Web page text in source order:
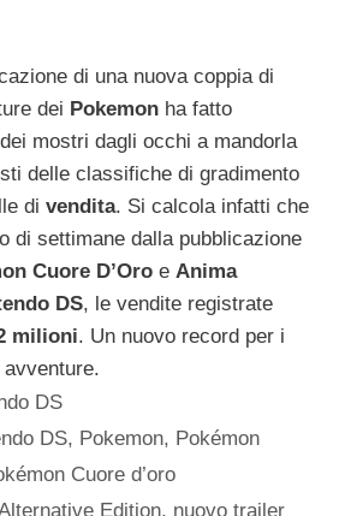
di una nuova coppia di
dei Pokemon ha fatto
mostri dagli occhi a mandorla
delle classifiche di gradimento
di vendita. Si calcola infatti che
di settimane dalla pubblicazione
Cuore D’Oro e Anima
DS, le vendite registrate
milioni. Un nuovo record per i
DS
DS, Pokemon, Pokémon
Cuore d’oro
Edition, nuovo trailer